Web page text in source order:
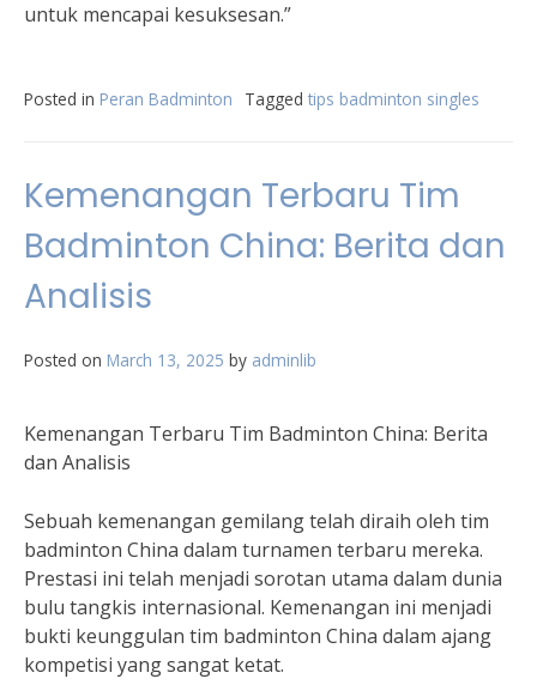
untuk mencapai kesuksesan.”
Posted in Peran Badminton Tagged tips badminton singles
Kemenangan Terbaru Tim
Badminton China: Berita dan
Analisis
Posted on March 13, 2025 by adminlib
Kemenangan Terbaru Tim Badminton China: Berita
dan Analisis
Sebuah kemenangan gemilang telah diraih oleh tim
badminton China dalam turnamen terbaru mereka.
Prestasi ini telah menjadi sorotan utama dalam dunia
bulu tangkis internasional. Kemenangan ini menjadi
bukti keunggulan tim badminton China dalam ajang
kompetisi yang sangat ketat.